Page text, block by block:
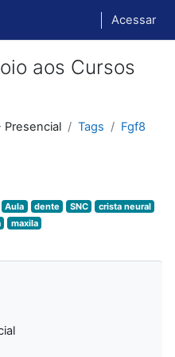
Acessar
aos Cursos
Presencial Tags Fgf8
Aula dente SNC
crista neural
maxila